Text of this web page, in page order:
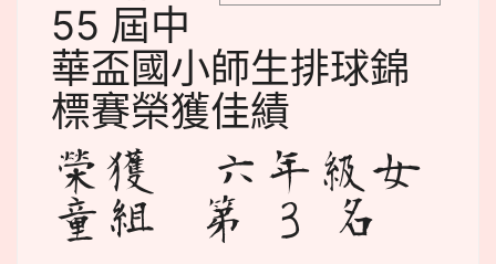
55 屆中
華盃國小師生排球錦
標賽榮獲佳績
榮獲 六年級女
童組 第 3 名